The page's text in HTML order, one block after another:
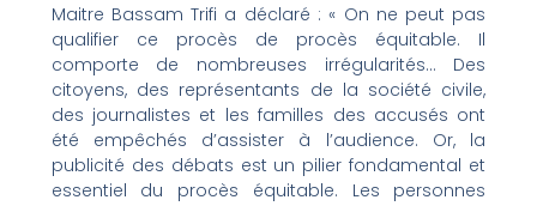
Maitre Bassam Trifi a déclaré : « On ne peut pas
qualifier ce procès de procès équitable. Il
comporte de nombreuses irrégularités… Des
citoyens, des représentants de la société civile,
des journalistes et les familles des accusés ont
été empêchés d’assister à l’audience. Or, la
publicité des débats est un pilier fondamental et
essentiel du procès équitable. Les personnes